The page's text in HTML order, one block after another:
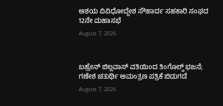
ಆಶಯ ವಿವಿಧೋದ್ದೇಶ ಸೌಹಾರ್ದ ಸಹಕಾರಿ ಸಂಘದ
12ನೇ ಮಹಾಸಭೆ
August 7, 2026
ಬಹ್ರೇನ್ ಬಿಲ್ಲವಾಸ್ ವತಿಯಿಂದ ತಿಂಗೊಲ್ಡ್ ಭಜನೆ;
ಗಣೇಶ ಚತುರ್ಥಿ ಆಮಂತ್ರಣ ಪತ್ರಿಕೆ ಬಿಡುಗಡೆ
August 7, 2026